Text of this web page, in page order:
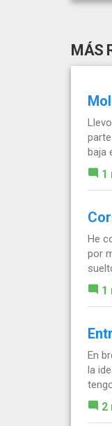
MÁS
baja
1
He
por
1
En
la
2